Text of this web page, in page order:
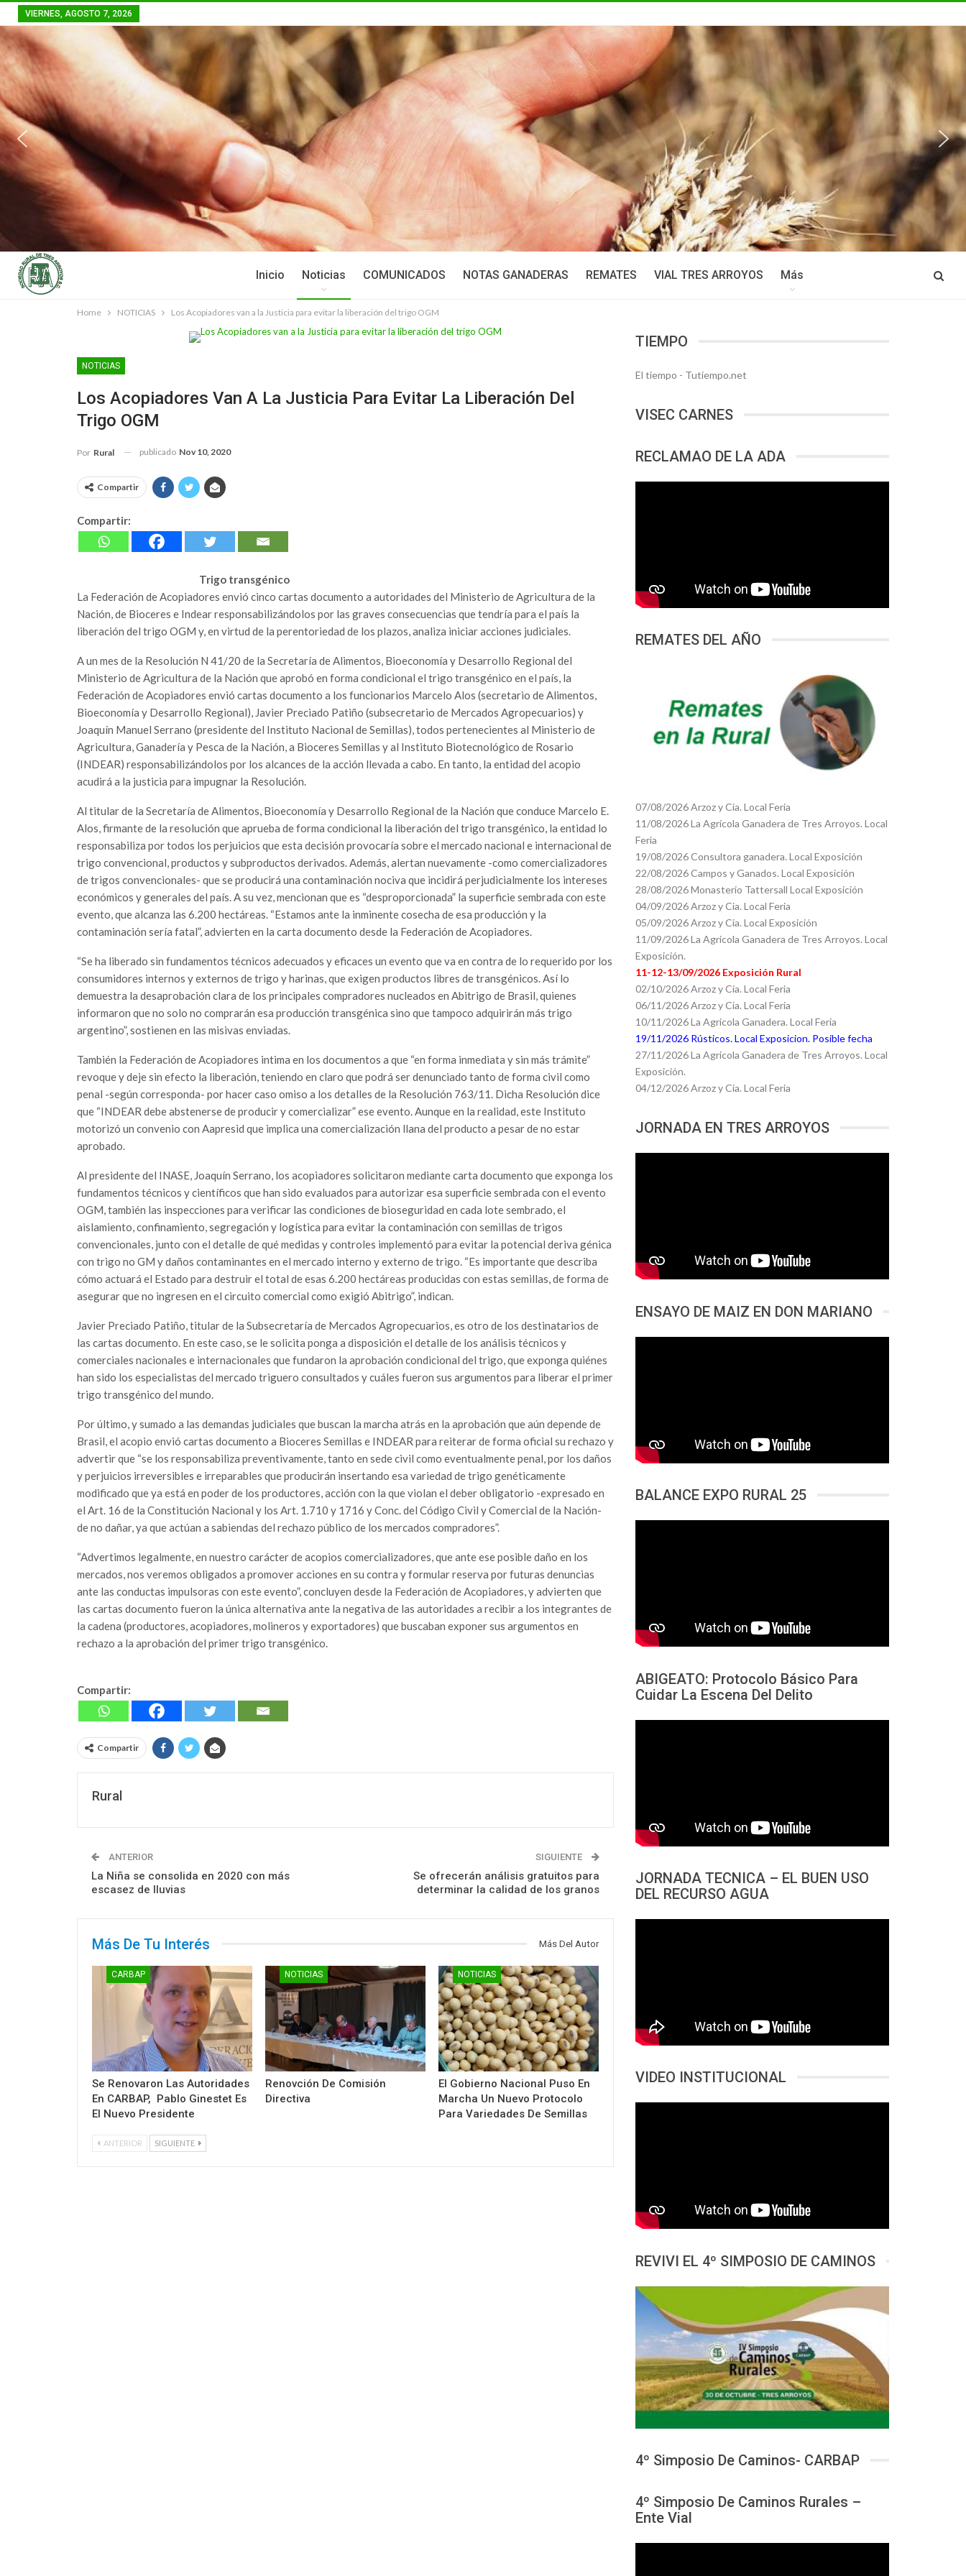
VIERNES, AGOSTO 7, 2026
Inicio Noticias COMUNICADOS NOTAS GANADERAS REMATES VIAL TRES ARROYOS Más
Home NOTICIAS Los Acopiadores van a la Justicia para evitar la liberación del trigo OGM
NOTICIAS
Los Acopiadores Van A La Justicia Para Evitar La Liberación Del
Trigo OGM
Por Rural publicado Nov 10, 2020
Compartir
Compartir:
Trigo transgénico
La Federación de Acopiadores envió cinco cartas documento a autoridades del Ministerio de Agricultura de la
Nación, de Bioceres e Indear responsabilizándolos por las graves consecuencias que tendría para el país la
liberación del trigo OGM y, en virtud de la perentoriedad de los plazos, analiza iniciar acciones judiciales.
A un mes de la Resolución N 41/20 de la Secretaría de Alimentos, Bioeconomía y Desarrollo Regional del
Ministerio de Agricultura de la Nación que aprobó en forma condicional el trigo transgénico en el país, la
Federación de Acopiadores envió cartas documento a los funcionarios Marcelo Alos (secretario de Alimentos,
Bioeconomía y Desarrollo Regional), Javier Preciado Patiño (subsecretario de Mercados Agropecuarios) y
Joaquín Manuel Serrano (presidente del Instituto Nacional de Semillas), todos pertenecientes al Ministerio de
Agricultura, Ganadería y Pesca de la Nación, a Bioceres Semillas y al Instituto Biotecnológico de Rosario
(INDEAR) responsabilizándolos por los alcances de la acción llevada a cabo. En tanto, la entidad del acopio
acudirá a la justicia para impugnar la Resolución.
Al titular de la Secretaría de Alimentos, Bioeconomía y Desarrollo Regional de la Nación que conduce Marcelo E.
Alos, firmante de la resolución que aprueba de forma condicional la liberación del trigo transgénico, la entidad lo
responsabiliza por todos los perjuicios que esta decisión provocaría sobre el mercado nacional e internacional de
trigo convencional, productos y subproductos derivados. Además, alertan nuevamente -como comercializadores
de trigos convencionales- que se producirá una contaminación nociva que incidirá perjudicialmente los intereses
económicos y generales del país. A su vez, mencionan que es “desproporcionada” la superficie sembrada con este
evento, que alcanza las 6.200 hectáreas. “Estamos ante la inminente cosecha de esa producción y la
contaminación sería fatal”, advierten en la carta documento desde la Federación de Acopiadores.
“Se ha liberado sin fundamentos técnicos adecuados y eficaces un evento que va en contra de lo requerido por los
consumidores internos y externos de trigo y harinas, que exigen productos libres de transgénicos. Así lo
demuestra la desaprobación clara de los principales compradores nucleados en Abitrigo de Brasil, quienes
informaron que no solo no comprarán esa producción transgénica sino que tampoco adquirirán más trigo
argentino”, sostienen en las misivas enviadas.
También la Federación de Acopiadores intima en los documentos a que “en forma inmediata y sin más trámite”
revoque y deje sin efecto la liberación, teniendo en claro que podrá ser denunciado tanto de forma civil como
penal -según corresponda- por hacer caso omiso a los detalles de la Resolución 763/11. Dicha Resolución dice
que “INDEAR debe abstenerse de producir y comercializar” ese evento. Aunque en la realidad, este Instituto
motorizó un convenio con Aapresid que implica una comercialización llana del producto a pesar de no estar
aprobado.
Al presidente del INASE, Joaquín Serrano, los acopiadores solicitaron mediante carta documento que exponga los
fundamentos técnicos y científicos que han sido evaluados para autorizar esa superficie sembrada con el evento
OGM, también las inspecciones para verificar las condiciones de bioseguridad en cada lote sembrado, el
aislamiento, confinamiento, segregación y logística para evitar la contaminación con semillas de trigos
convencionales, junto con el detalle de qué medidas y controles implementó para evitar la potencial deriva génica
con trigo no GM y daños contaminantes en el mercado interno y externo de trigo. “Es importante que describa
cómo actuará el Estado para destruir el total de esas 6.200 hectáreas producidas con estas semillas, de forma de
asegurar que no ingresen en el circuito comercial como exigió Abitrigo”, indican.
Javier Preciado Patiño, titular de la Subsecretaría de Mercados Agropecuarios, es otro de los destinatarios de
las cartas documento. En este caso, se le solicita ponga a disposición el detalle de los análisis técnicos y
comerciales nacionales e internacionales que fundaron la aprobación condicional del trigo, que exponga quiénes
han sido los especialistas del mercado triguero consultados y cuáles fueron sus argumentos para liberar el primer
trigo transgénico del mundo.
Por último, y sumado a las demandas judiciales que buscan la marcha atrás en la aprobación que aún depende de
Brasil, el acopio envió cartas documento a Bioceres Semillas e INDEAR para reiterar de forma oficial su rechazo y
advertir que “se los responsabiliza preventivamente, tanto en sede civil como eventualmente penal, por los daños
y perjuicios irreversibles e irreparables que producirán insertando esa variedad de trigo genéticamente
modificado que ya está en poder de los productores, acción con la que violan el deber obligatorio -expresado en
el Art. 16 de la Constitución Nacional y los Art. 1.710 y 1716 y Conc. del Código Civil y Comercial de la Nación-
de no dañar, ya que actúan a sabiendas del rechazo público de los mercados compradores”.
“Advertimos legalmente, en nuestro carácter de acopios comercializadores, que ante ese posible daño en los
mercados, nos veremos obligados a promover acciones en su contra y formular reserva por futuras denuncias
ante las conductas impulsoras con este evento”, concluyen desde la Federación de Acopiadores, y advierten que
las cartas documento fueron la única alternativa ante la negativa de las autoridades a recibir a los integrantes de
la cadena (productores, acopiadores, molineros y exportadores) que buscaban exponer sus argumentos en
rechazo a la aprobación del primer trigo transgénico.
Compartir:
Compartir
Rural
ANTERIOR
La Niña se consolida en 2020 con más
escasez de lluvias
SIGUIENTE
Se ofrecerán análisis gratuitos para
determinar la calidad de los granos
Más De Tu Interés Más Del Autor
CARBAP
Se Renovaron Las Autoridades
En CARBAP, Pablo Ginestet Es
El Nuevo Presidente
NOTICIAS
Renovción De Comisión
Directiva
NOTICIAS
El Gobierno Nacional Puso En
Marcha Un Nuevo Protocolo
Para Variedades De Semillas
ANTERIOR SIGUIENTE
TIEMPO
El tiempo - Tutiempo.net
VISEC CARNES
RECLAMAO DE LA ADA
REMATES DEL AÑO
07/08/2026 Arzoz y Cia. Local Feria
11/08/2026 La Agrícola Ganadera de Tres Arroyos. Local
Feria
19/08/2026 Consultora ganadera. Local Exposición
22/08/2026 Campos y Ganados. Local Exposición
28/08/2026 Monasterio Tattersall Local Exposición
04/09/2026 Arzoz y Cia. Local Feria
05/09/2026 Arzoz y Cia. Local Exposición
11/09/2026 La Agricola Ganadera de Tres Arroyos. Local
Exposición.
11-12-13/09/2026 Exposición Rural
02/10/2026 Arzoz y Cia. Local Feria
06/11/2026 Arzoz y Cia. Local Feria
10/11/2026 La Agricola Ganadera. Local Feria
19/11/2026 Rústicos. Local Exposicion. Posible fecha
27/11/2026 La Agricola Ganadera de Tres Arroyos. Local
Exposición.
04/12/2026 Arzoz y Cia. Local Feria
JORNADA EN TRES ARROYOS
ENSAYO DE MAIZ EN DON MARIANO
BALANCE EXPO RURAL 25
ABIGEATO: Protocolo Básico Para
Cuidar La Escena Del Delito
JORNADA TECNICA – EL BUEN USO
DEL RECURSO AGUA
VIDEO INSTITUCIONAL
REVIVI EL 4º SIMPOSIO DE CAMINOS
4º Simposio De Caminos- CARBAP
4º Simposio De Caminos Rurales –
Ente Vial